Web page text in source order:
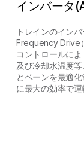
インバータ
トレインのイン
Frequency Drive
コントロールに
及び冷却水温度
とベーンを最適
に最大の効率で